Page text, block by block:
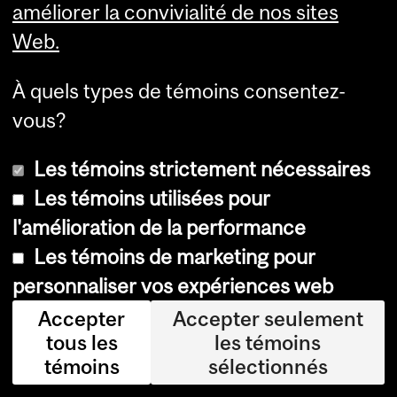
e
ch
ole
rol
da
ns
le
sa
ng.
is
améliorer la convivialité de nos sites
Web.
À quels types de témoins consentez-
vous?
Les témoins strictement nécessaires
Les témoins utilisées pour
l'amélioration de la performance
Les témoins de marketing pour
personnaliser vos expériences web
Accepter
tous les
témoins
Accepter seulement
les témoins
sélectionnés